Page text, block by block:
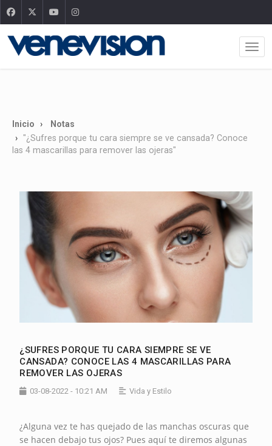
Inicio
Notas
"¿Sufres porque tu cara siempre se ve cansada? Conoce
las 4 mascarillas para remover las ojeras"
¿SUFRES PORQUE TU CARA SIEMPRE SE VE
CANSADA? CONOCE LAS 4 MASCARILLAS PARA
REMOVER LAS OJERAS
03-08-2022 - 10:21 AM Vida y Estilo
¿Alguna vez te has quejado de las manchas oscuras que
se hacen debajo tus ojos? Pues aquí te diremos algunas